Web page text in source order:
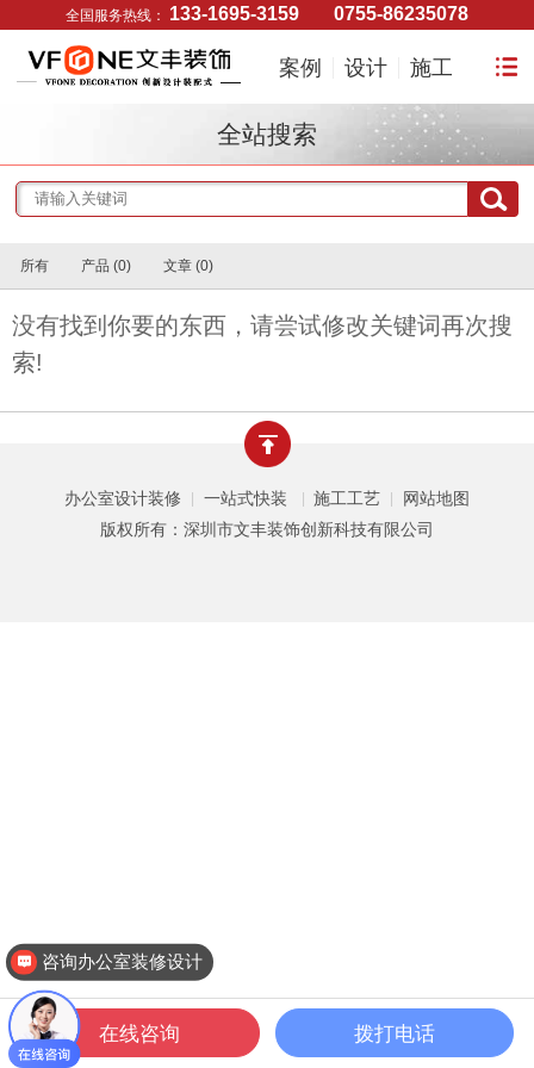
全国服务热线： 133-1695-3159 0755-86235078
案例 设计 施工
全站搜索
所有 产品 (0) 文章 (0)
没有找到你要的东西，请尝试修改关键词再次搜
索!
办公室设计装修 | 一站式快装 | 施工工艺 |
网站地图
版权所有：深圳市文丰装饰创新科技有限公司
一键拨打 公装案例 公装设计 关于文丰
咨询办公室装修设计
在线咨询 拨打电话